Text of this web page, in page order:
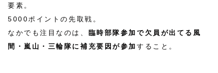
要素。
5000ポイントの先取戦。
なかでも注目なのは、 臨時部隊参加で欠員が出てる風
間・嵐山・三輪隊に補充要因が参加すること。